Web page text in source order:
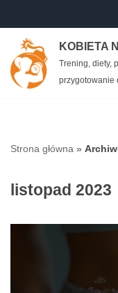
Przejdź
do
treści
KOBIETA
Trening, diety,
przygotowanie
Strona główna »
listopad 2023